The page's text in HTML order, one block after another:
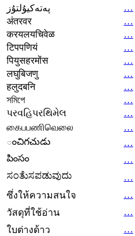
پەتەكيۇلتۇز
…
अंतरवर
…
करयलयचिवेळ
…
टिपपणियं
…
पियुसहरमोंस
…
लघुबिजणु
…
हलुदबनि
…
সমিপে
…
પરવહિપરથિમેલ
…
கைபபணிவெலை
…
ంచిగచుడు
…
పింసం
…
ಸಂತೆುಸಪಡುವುದು
…
ซึ่งให้ความสนใจ
…
วัสดุที่ใช้อ่าน
…
ใบต่างด้าว
…